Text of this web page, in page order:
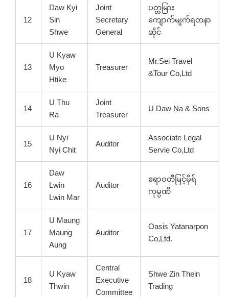
12
Daw Kyi
Sin
Shwe
Joint
Secretary
General
ပတ္တမြား
ကျောက်မျက်ရတနာ
ဆိုင်
13
U Kyaw
Myo
Htike
Treasurer
Mr.Sei Travel
&Tour Co,Ltd
14
U Thu
Ra
Joint
Treasurer
U Daw Na & Sons
15
U Nyi
Nyi Chit
Auditor
Associate Legal
Servie Co,Ltd
16
Daw
Lwin
Lwin Mar
Auditor
ဧရာဝတီမြင့်မိုရ်
ကုမ္ပဏီ
17
U Maung
Maung
Aung
Auditor
Oasis Yatanarpon
Co,Ltd.
18
U Kyaw
Thwin
Central
Executive
Committee
Shwe Zin Thein
Trading